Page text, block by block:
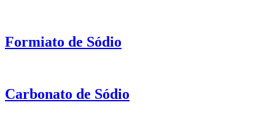
Formiato de Sódio
Carbonato de Sódio